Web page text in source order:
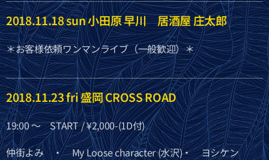
2018.11.18 sun 小田原 早川 居酒屋 庄太郎
＊お客様依頼ワンマンライブ（一般歓迎）＊
2018.11.23 fri 盛岡 CROSS ROAD
19:00 〜 START / ¥2,000-(1D付)
仲街よみ ・ My Loose character (水沢)・ ヨシケン